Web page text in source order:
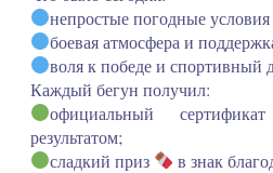
непростые погодные
боевая атмосфера и
воля к победе и спортивный
Каждый бегун получил:
официальный
результатом;
сладкий приз
в знак